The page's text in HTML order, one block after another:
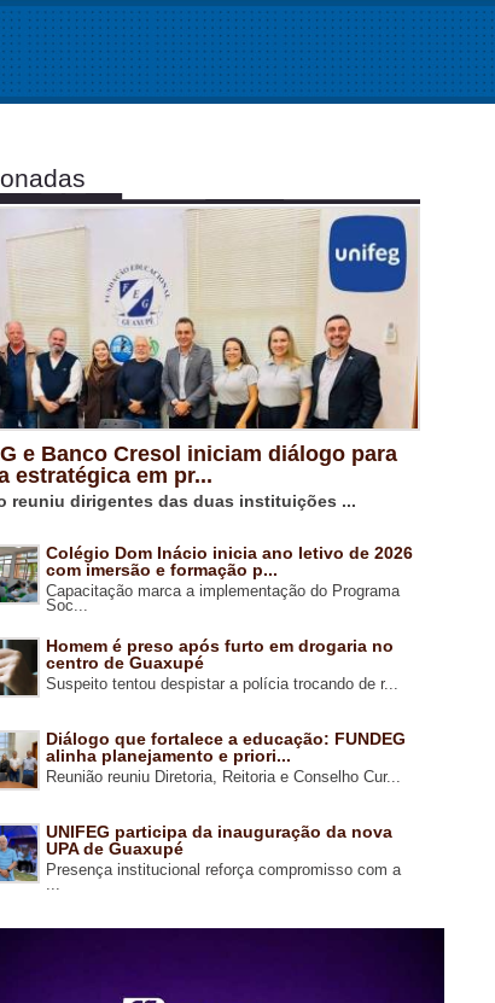
e Banco Cresol iniciam diálogo para
estratégica em pr...
reuniu dirigentes das duas instituições ...
Colégio Dom Inácio inicia ano letivo de 2026
com imersão e formação p...
Capacitação marca a implementação do Programa
Soc...
Homem é preso após furto em drogaria no
centro de Guaxupé
Suspeito tentou despistar a polícia trocando de r...
Diálogo que fortalece a educação: FUNDEG
alinha planejamento e priori...
Reunião reuniu Diretoria, Reitoria e Conselho Cur...
UNIFEG participa da inauguração da nova
UPA de Guaxupé
Presença institucional reforça compromisso com a
...